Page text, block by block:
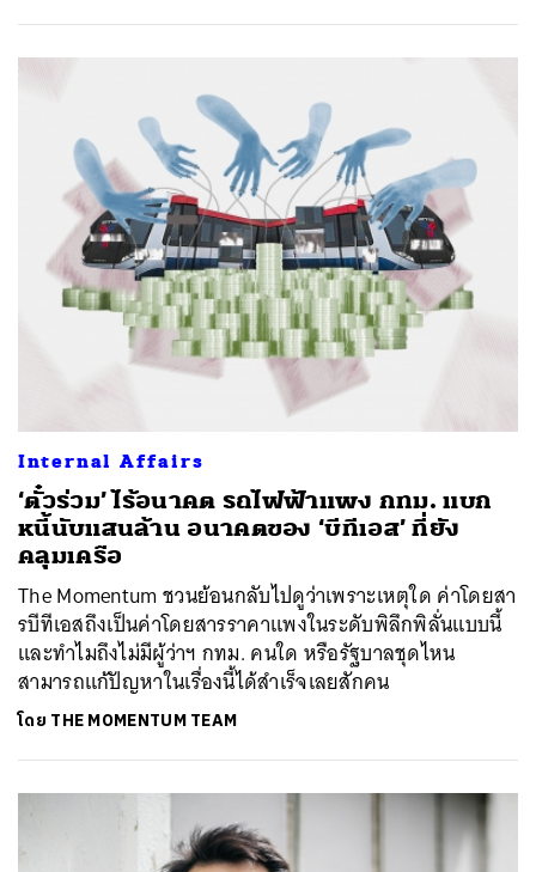
Internal Affairs
‘ตั๋วร่วม’ ไร้อนาคต รถไฟฟ้าแพง กทม. แบก
หนี้นับแสนล้าน อนาคตของ ‘บีทีเอส’ ที่ยัง
คลุมเครือ
The Momentum ชวนย้อนกลับไปดูว่าเพราะเหตุใด ค่าโดยสา
รบีทีเอสถึงเป็นค่าโดยสารราคาแพงในระดับพิลึกพิลั่นแบบนี้
และทำไมถึงไม่มีผู้ว่าฯ กทม. คนใด หรือรัฐบาลชุดไหน
สามารถแก้ปัญหาในเรื่องนี้ได้สำเร็จเลยสักคน
โดย THE MOMENTUM TEAM